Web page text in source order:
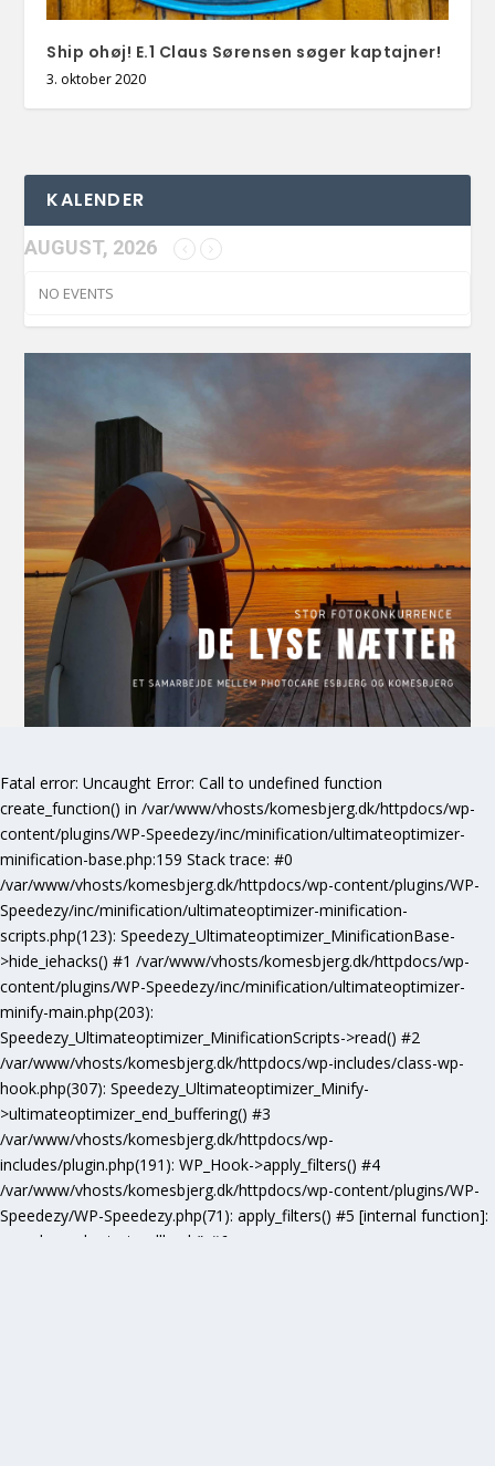
Ship ohøj! E.1 Claus Sørensen søger kaptajner!
3. oktober 2020
KALENDER
AUGUST, 2026
NO EVENTS
Fatal error: Uncaught Error: Call to undefined function
create_function() in /var/www/vhosts/komesbjerg.dk/httpdocs/wp-
content/plugins/WP-Speedezy/inc/minification/ultimateoptimizer-
minification-base.php:159 Stack trace: #0
/var/www/vhosts/komesbjerg.dk/httpdocs/wp-content/plugins/WP-
Speedezy/inc/minification/ultimateoptimizer-minification-
scripts.php(123): Speedezy_Ultimateoptimizer_MinificationBase-
>hide_iehacks() #1 /var/www/vhosts/komesbjerg.dk/httpdocs/wp-
content/plugins/WP-Speedezy/inc/minification/ultimateoptimizer-
minify-main.php(203):
Speedezy_Ultimateoptimizer_MinificationScripts->read() #2
/var/www/vhosts/komesbjerg.dk/httpdocs/wp-includes/class-wp-
hook.php(307): Speedezy_Ultimateoptimizer_Minify-
>ultimateoptimizer_end_buffering() #3
/var/www/vhosts/komesbjerg.dk/httpdocs/wp-
includes/plugin.php(191): WP_Hook->apply_filters() #4
/var/www/vhosts/komesbjerg.dk/httpdocs/wp-content/plugins/WP-
Speedezy/WP-Speedezy.php(71): apply_filters() #5 [internal function]:
speedezy_ob_start_callback() #6